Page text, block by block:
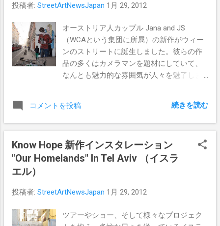
投稿者: StreetArtNewsJapan 1月 29, 2012
オーストリア人カップル Jana and JS
（WCAという集団に所属）の新作がウィー
ンのストリートに誕生しました。彼らの作
品の多くはカメラマンを題材にしていて、
なんとも魅力的な雰囲気が人々を魅了しま
コメントを投稿 続きを読む
Know Hope 新作インスタレーション
"Our Homelands" In Tel Aviv （イスラ
エル）
投稿者: StreetArtNewsJapan 1月 29, 2012
ツアーやショー、そして様々なプロジェク